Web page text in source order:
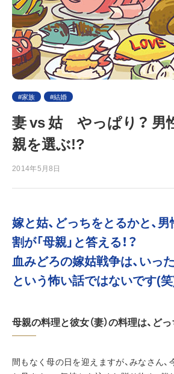
家族 結婚
妻 vs 姑 やっぱり？ 男
親を選ぶ!?
2014年5月8日
嫁と姑、どっちをとるかと、男
割が「母親」と答える！？
血みどろの嫁姑戦争は、いった
という怖い話ではないです(
母親の料理と彼女（妻）の料理は、ど
間もなく母の日を迎えますが、みなさん